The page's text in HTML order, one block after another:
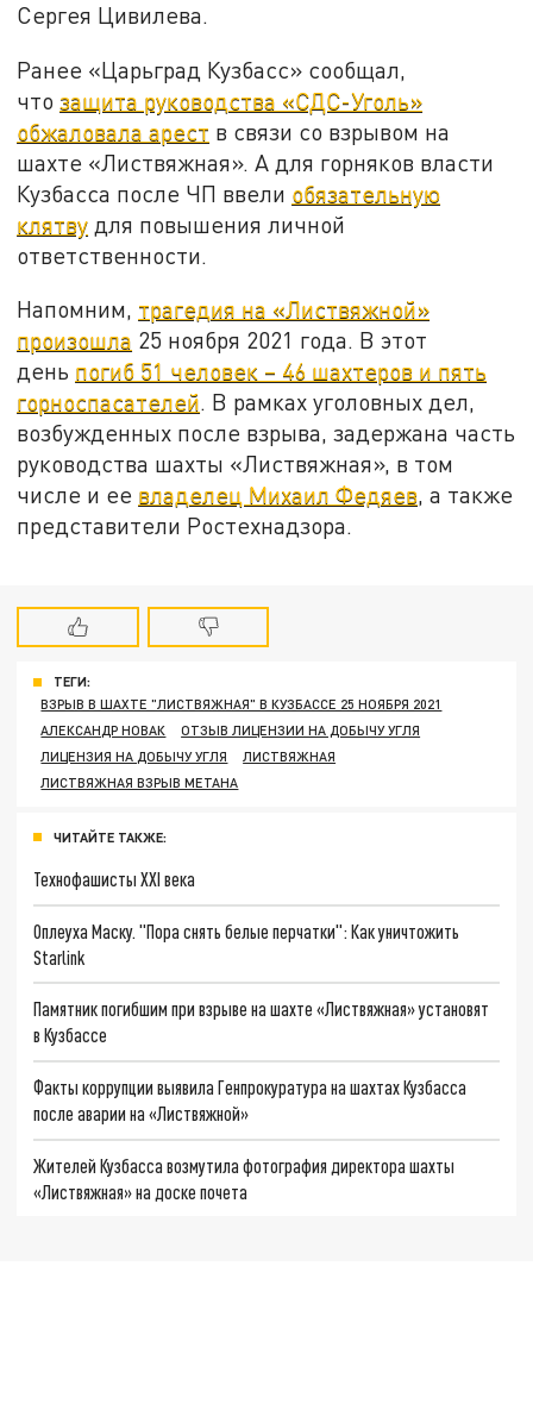
Сергея Цивилева.
Ранее «Царьград Кузбасс» сообщал,
чтозащита руководства «СДС-Уголь»
обжаловала арест в связи со взрывом на
шахте «Листвяжная». А для горняков власти
Кузбасса после ЧП ввели обязательную
клятву для повышения личной
ответственности.
Напомним, трагедия на «Листвяжной»
произошла 25 ноября 2021 года. В этот
день погиб 51 человек – 46 шахтеров и пять
горноспасателей. В рамках уголовных дел,
возбужденных после взрыва, задержана часть
руководства шахты «Листвяжная», в том
числе и ее владелец Михаил Федяев, а также
представители Ростехнадзора.
ТЕГИ:
ВЗРЫВ В ШАХТЕ "ЛИСТВЯЖНАЯ" В КУЗБАССЕ 25 НОЯБРЯ 2021
АЛЕКСАНДР НОВАК
ОТЗЫВ ЛИЦЕНЗИИ НА ДОБЫЧУ УГЛЯ
ЛИЦЕНЗИЯ НА ДОБЫЧУ УГЛЯ
ЛИСТВЯЖНАЯ
ЛИСТВЯЖНАЯ ВЗРЫВ МЕТАНА
ЧИТАЙТЕ ТАКЖЕ:
Технофашисты XXI века
Оплеуха Маску. "Пора снять белые перчатки": Как уничтожить
Starlink
Памятник погибшим при взрыве на шахте «Листвяжная» установят
в Кузбассе
Факты коррупции выявила Генпрокуратура на шахтах Кузбасса
после аварии на «Листвяжной»
Жителей Кузбасса возмутила фотография директора шахты
«Листвяжная» на доске почета